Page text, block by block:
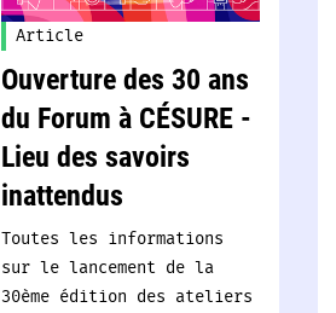
Article
Ouverture des 30 ans
du Forum à CÉSURE -
Lieu des savoirs
inattendus
Toutes les informations
sur le lancement de la
30ème édition des ateliers